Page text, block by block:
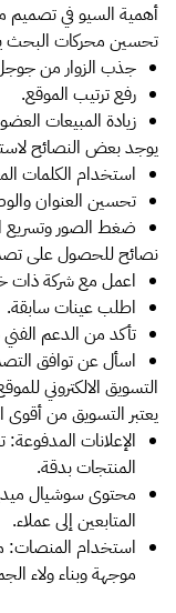
أهمية السيو في تصميم
تحسين محركات البحث
جذب الزوار من
رفع ترتيب الموقع.
زيادة المبيعات
يوجد بعض النصائح
استخدام الكلمات
تحسين العنوان
ضغط الصور وتسريع
نصائح للحصول على
اعمل مع شركة ذات
اطلب عينات سابقة.
تأكد من الدعم
اسأل عن توافق
التسويق الالكتروني
يعتبر التسويق من أقوى
الإعلانات
المنتجات بدقة.
محتوى سوشيال
المتابعين إلى عملاء.
استخدام المنصات:
موجهة وبناء ولاء